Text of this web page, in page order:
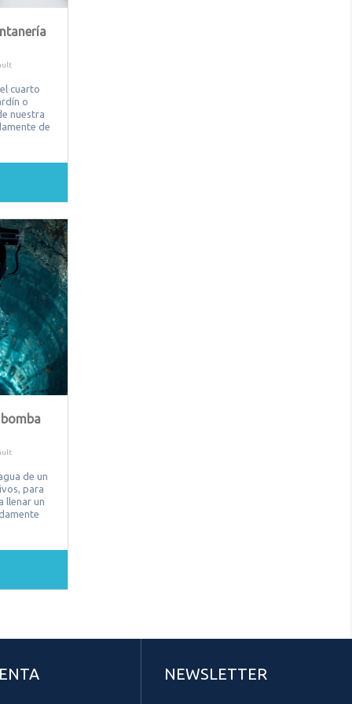
cuarto
o
nuestra
de
de un
para
llenar un
NEWSLETTER